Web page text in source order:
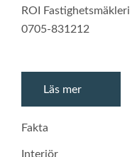
ROI Fastighetsmäkleri
0705-831212
Läs mer
Fakta
Interiör